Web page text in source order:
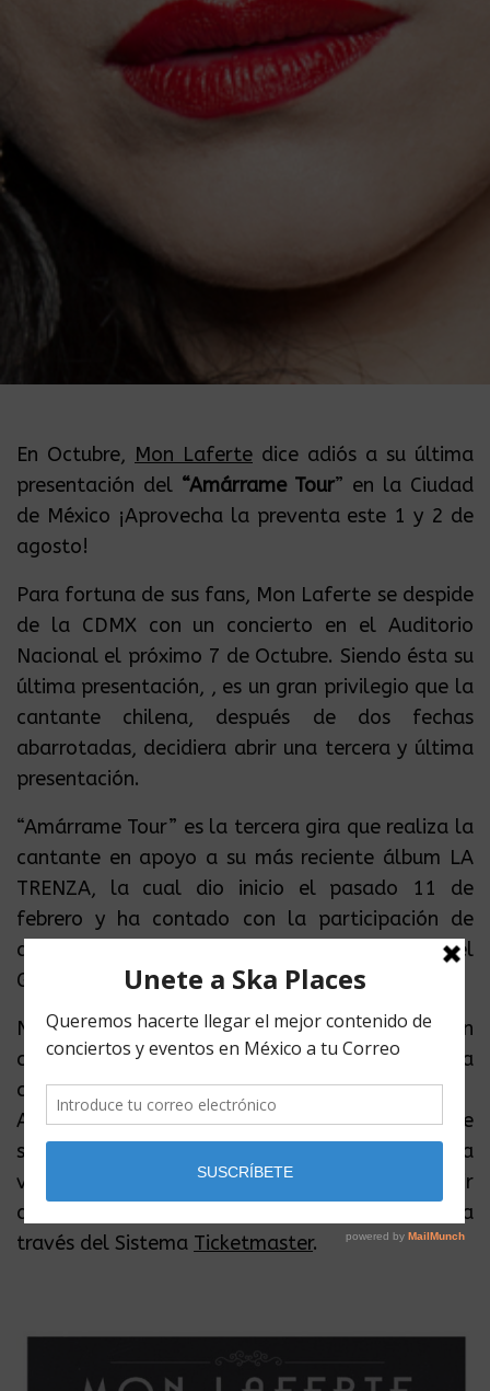
En Octubre, Mon Laferte dice adiós a su última
presentación del “Amárrame Tour” en la Ciudad
de México ¡Aprovecha la preventa este 1 y 2 de
agosto!
Para fortuna de sus fans, Mon Laferte se despide
de la CDMX con un concierto en el Auditorio
Nacional el próximo 7 de Octubre. Siendo ésta su
última presentación, , es un gran privilegio que la
cantante chilena, después de dos fechas
abarrotadas, decidiera abrir una tercera y última
presentación.
“Amárrame Tour” es la tercera gira que realiza la
cantante en apoyo a su más reciente álbum LA
TRENZA, la cual dio inicio el pasado 11 de
febrero y ha contado con la participación de
diversos artistas, como Enrique Bunbury, Manuel
García y Juanes.
No nos cabe duda que esta última presentación
contará con toda la actitud enérgica que la
caracterizan.
Así que aprovecha la preventa citibanamex que
se realizarán el 1 y 2 de agosto. Mientras que la
venta al público en general comenzará a partir
del 3 de agosto en las taquillas del inmueble y a
través del Sistema Ticketmaster.